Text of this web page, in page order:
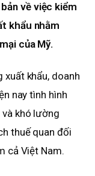
về việc kiểm
khẩu nhằm
của Mỹ.
xuất khẩu, doanh
nay tình hình
khó lường
thuế quan đối
cả Việt Nam.